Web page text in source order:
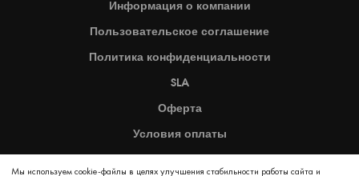
Мы используем cookie-файлы в целях улучшения стабильности работы сайта и
Информация о компании
Пользовательское соглашение
Политика конфиденциальности
SLA
Оферта
Условия оплаты
Карта сайта